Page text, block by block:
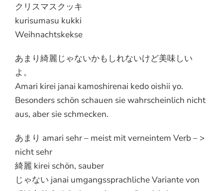
クリスマスクッキ
kurisumasu kukki
Weihnachtskekse
あまり綺麗じゃないかもしれないけど美味しい
よ。
Amari kirei janai kamoshirenai kedo oishii yo.
Besonders schön schauen sie wahrscheinlich nicht
aus, aber sie schmecken.
あまり amari sehr – meist mit verneintem Verb – >
nicht sehr
綺麗 kirei schön, sauber
じゃない janai umgangssprachliche Variante von